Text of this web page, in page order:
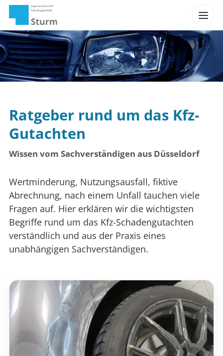
Ratgeber rund um das Kfz-
Gutachten
Wissen vom Sachverständigen aus Düsseldorf
Wertminderung, Nutzungsausfall, fiktive
Abrechnung, nach einem Unfall tauchen viele
Fragen auf. Hier erklären wir die wichtigsten
Begriffe rund um das Kfz-Schadengutachten
verständlich und aus der Praxis eines
unabhängigen Sachverständigen.